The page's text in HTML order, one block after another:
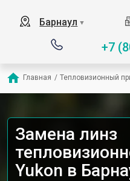
Барнаул ▼
+7
Главная / Тепловизионный
Замена линз
Yukon в